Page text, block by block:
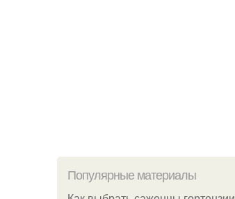
Популярные материалы